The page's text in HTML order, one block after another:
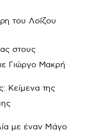
του Λοΐζου
στους
Γιώργο Μακρή
Κείμενα της
με έναν Μάγο